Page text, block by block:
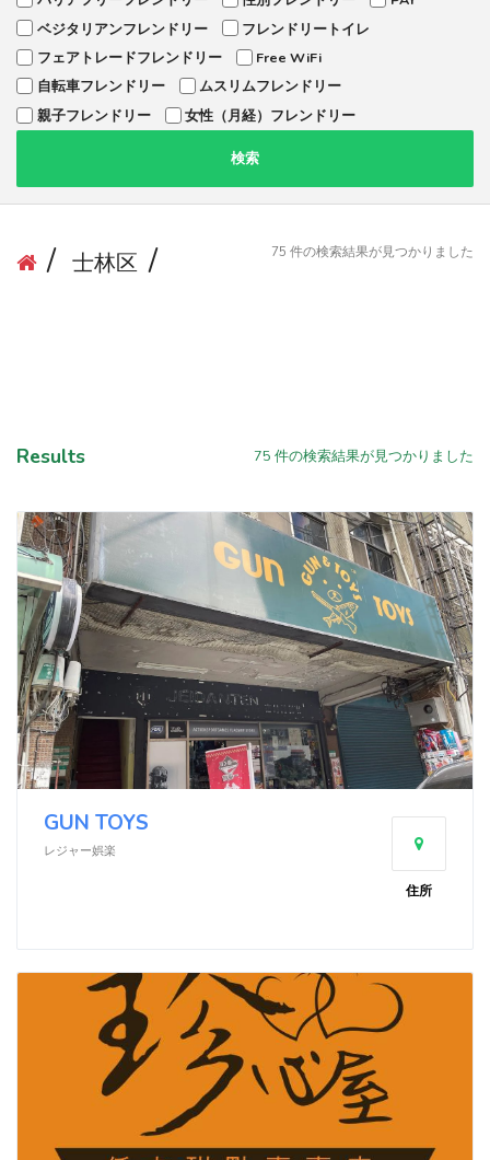
ベジタリアンフレンドリー
フレンドリートイレ
フェアトレードフレンドリー
Free WiFi
自転車フレンドリー
ムスリムフレンドリー
親子フレンドリー
女性（月経）フレンドリー
検索
士林区 75 件の検索結果が見つかりました
Results 75 件の検索結果が見つかりました
GUN TOYS
レジャー娯楽
住所